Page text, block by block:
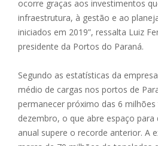
ocorre graças aos investimentos
infraestrutura, à gestão e ao
iniciados em 2019”, ressalta Luiz
presidente da Portos do Paraná.
Segundo as estatísticas da
médio de cargas nos portos de
permanecer próximo das 6
dezembro, o que abre espaço
anual supere o recorde anterior. A